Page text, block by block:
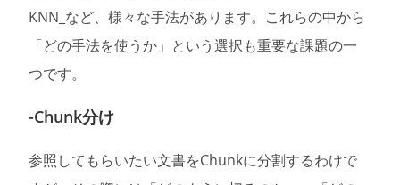
KNN_など、様々な手法があります。これらの中から
「どの手法を使うか」という選択も重要な課題の一
つです。
-Chunk分け
参照してもらいたい文書をChunkに分割するわけで